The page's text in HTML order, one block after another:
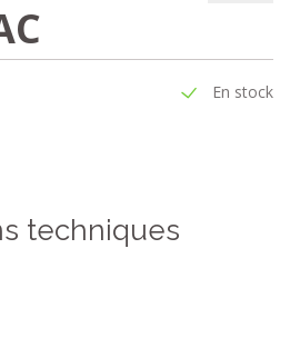
En stock
techniques